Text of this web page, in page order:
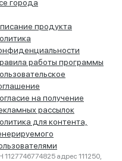
города
продукта
работы программы
на получение
рассылок
для контента,
адрес 111250,